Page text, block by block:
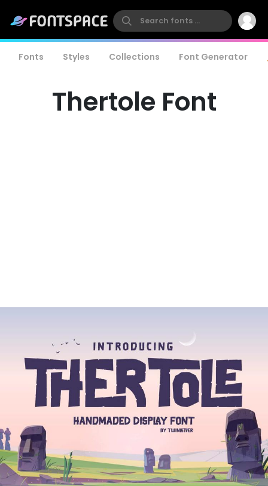
Fonts Styles Collections Font Generator
Thertole Font